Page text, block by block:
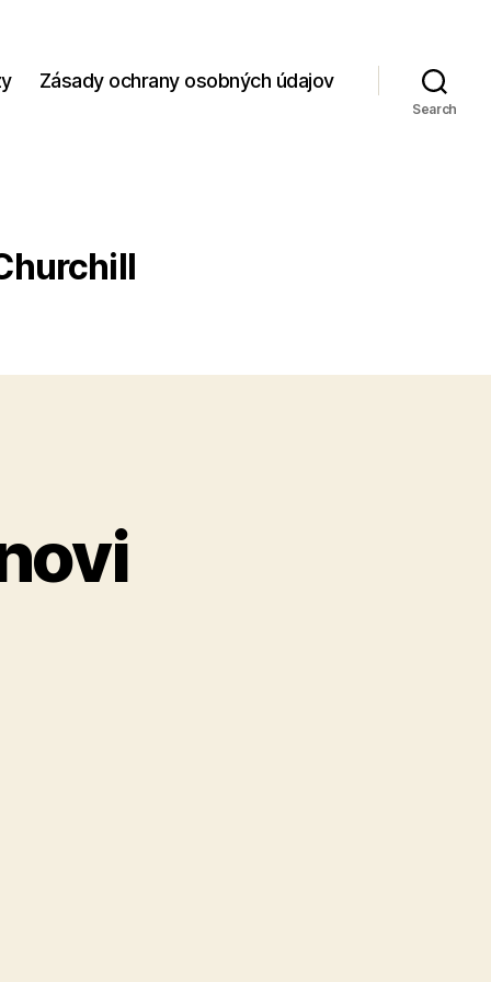
Zásady ochrany osobných údajov
Search